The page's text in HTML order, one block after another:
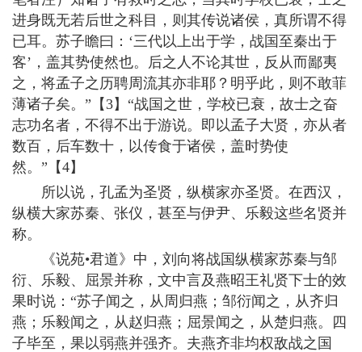
进身既无若后世之科目，则其传说诸侯，真所谓不得
已耳。苏子瞻曰：‘三代以上出于学，战国至秦出于
客’，盖其势使然也。后之人不论其世，反从而鄙夷
之，将孟子之历聘周流其亦非耶？明乎此，则不敢菲
薄诸子矣。”【3】“战国之世，学校已衰，故士之奋
志功名者，不得不出于游说。即以孟子大贤，亦从者
数百，后车数十，以传食于诸侯，盖时势使
然。”【4】
所以说，孔孟为圣贤，纵横家亦圣贤。在西汉，
纵横大家苏秦、张仪，甚至与伊尹、乐毅这些名贤并
称。
《说苑•君道》中，刘向将战国纵横家苏秦与邹
衍、乐毅、屈景并称，文中言及燕昭王礼贤下士的效
果时说：“苏子闻之，从周归燕；邹衍闻之，从齐归
燕；乐毅闻之，从赵归燕；屈景闻之，从楚归燕。四
子毕至，果以弱燕并强齐。夫燕齐非均权敌战之国